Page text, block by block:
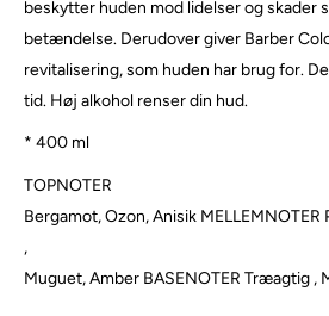
beskytter huden mod lidelser og skader
betændelse. Derudover giver Barber
revitalisering, som huden har brug for.
tid. Høj alkohol renser din hud.
* 400 ml
TOPNOTER
Bergamot, Ozon, Anisik MELLEMNOTER
,
Muguet, Amber BASENOTER Træagtig ,